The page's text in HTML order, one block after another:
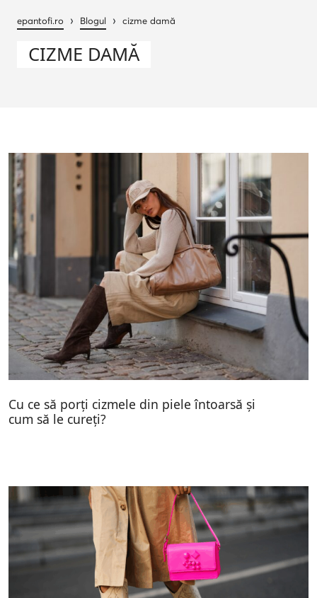
epantofi.ro › Blogul › cizme damă
CIZME DAMĂ
Cu ce să porți cizmele din piele întoarsă și
cum să le cureți?